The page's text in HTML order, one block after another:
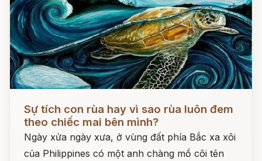
Sự tích con rùa hay vì sao rùa luôn đem
theo chiếc mai bên mình?
Ngày xửa ngày xưa, ở vùng đất phía Bắc xa xôi
của Philippines có một anh chàng mồ côi tên